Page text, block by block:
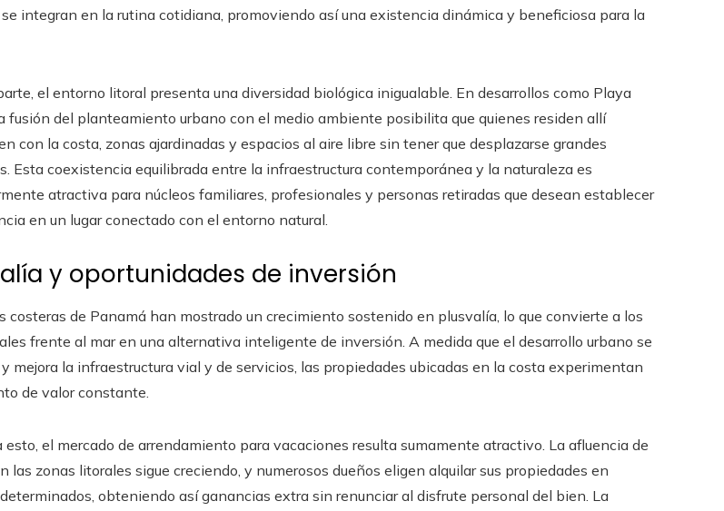
integran en la rutina cotidiana, promoviendo así una existencia dinámica y beneficiosa para la
el entorno litoral presenta una diversidad biológica inigualable. En desarrollos como Playa
fusión del planteamiento urbano con el medio ambiente posibilita que quienes residen allí
con la costa, zonas ajardinadas y espacios al aire libre sin tener que desplazarse grandes
Esta coexistencia equilibrada entre la infraestructura contemporánea y la naturaleza es
atractiva para núcleos familiares, profesionales y personas retiradas que desean establecer
en un lugar conectado con el entorno natural.
y oportunidades de inversión
costeras de Panamá han mostrado un crecimiento sostenido en plusvalía, lo que convierte a los
frente al mar en una alternativa inteligente de inversión. A medida que el desarrollo urbano se
mejora la infraestructura vial y de servicios, las propiedades ubicadas en la costa experimentan
de valor constante.
esto, el mercado de arrendamiento para vacaciones resulta sumamente atractivo. La afluencia de
las zonas litorales sigue creciendo, y numerosos dueños eligen alquilar sus propiedades en
obteniendo así ganancias extra sin renunciar al disfrute personal del bien. La